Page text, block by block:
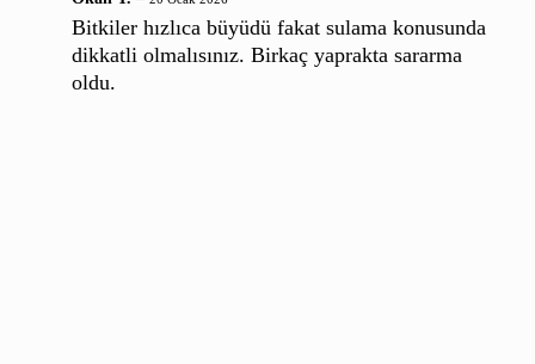
Bitkiler hızlıca büyüdü fakat sulama konusunda
dikkatli olmalısınız. Birkaç yaprakta sararma
oldu.